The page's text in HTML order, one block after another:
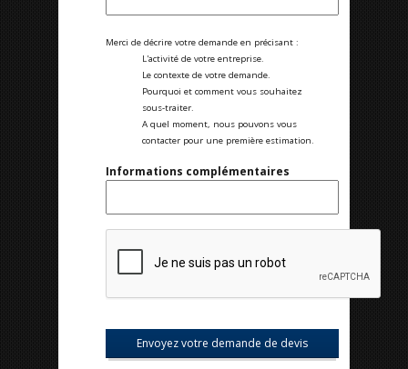
Merci de décrire votre demande en précisant :
L'activité de votre entreprise.
Le contexte de votre demande.
Pourquoi et comment vous souhaitez
sous-traiter.
A quel moment, nous pouvons vous
contacter pour une première estimation.
Informations complémentaires